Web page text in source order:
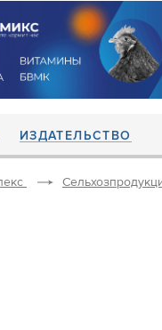
ИЗДАТЕЛЬСТВО